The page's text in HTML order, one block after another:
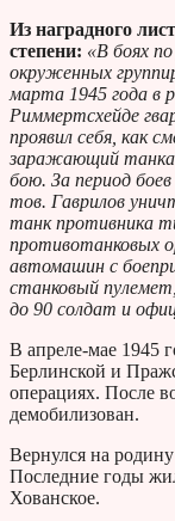
Из наградного
степени: «В боях
окруженных
марта 1945 года в
Риммертсхейде
проявил себя, как
заражающий
бою. За период
тов. Гаврилов
танк противника
противотанковых
автомашин с
станковый
до 90 солдат и
В апреле-мае 1945
Берлинской и
операциях. После
демобилизован.
Вернулся на
Последние годы
Хованское.